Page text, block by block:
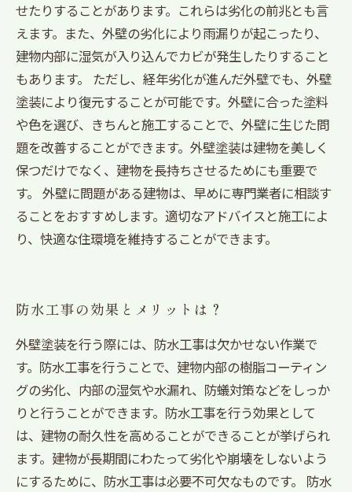
せたりすることがあります。これらは劣化の前兆とも言
えます。また、外壁の劣化により雨漏りが起こったり、
建物内部に湿気が入り込んでカビが発生したりすること
もあります。 ただし、経年劣化が進んだ外壁でも、外壁
塗装により復元することが可能です。外壁に合った塗料
や色を選び、きちんと施工することで、外壁に生じた問
題を改善することができます。外壁塗装は建物を美しく
保つだけでなく、建物を長持ちさせるためにも重要で
す。 外壁に問題がある建物は、早めに専門業者に相談す
ることをおすすめします。適切なアドバイスと施工によ
り、快適な住環境を維持することができます。
防水工事の効果とメリットは？
外壁塗装を行う際には、防水工事は欠かせない作業で
す。防水工事を行うことで、建物内部の樹脂コーティン
グの劣化、内部の湿気や水漏れ、防蟻対策などをしっか
りと行うことができます。防水工事を行う効果として
は、建物の耐久性を高めることができることが挙げられ
ます。建物が長期間にわたって劣化や崩壊をしないよう
にするために、防水工事は必要不可欠なものです。 防水